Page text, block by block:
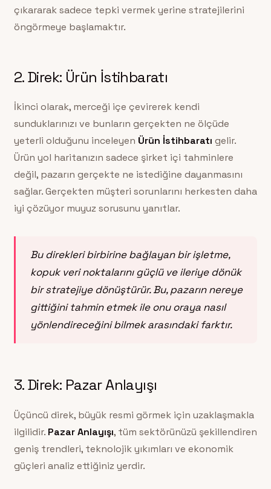
çıkararak sadece tepki vermek yerine stratejilerini
öngörmeye başlamaktır.
2. Direk: Ürün İstihbaratı
İkinci olarak, merceği içe çevirerek kendi
sunduklarınızı ve bunların gerçekten ne ölçüde
yeterli olduğunu inceleyen Ürün İstihbaratı gelir.
Ürün yol haritanızın sadece şirket içi tahminlere
değil, pazarın gerçekte ne istediğine dayanmasını
sağlar. Gerçekten müşteri sorunlarını herkesten daha
iyi çözüyor muyuz sorusunu yanıtlar.
Bu direkleri birbirine bağlayan bir işletme,
kopuk veri noktalarını güçlü ve ileriye dönük
bir stratejiye dönüştürür. Bu, pazarın nereye
gittiğini tahmin etmek ile onu oraya nasıl
yönlendireceğini bilmek arasındaki farktır.
3. Direk: Pazar Anlayışı
Üçüncü direk, büyük resmi görmek için uzaklaşmakla
ilgilidir. Pazar Anlayışı, tüm sektörünüzü şekillendiren
geniş trendleri, teknolojik yıkımları ve ekonomik
güçleri analiz ettiğiniz yerdir.